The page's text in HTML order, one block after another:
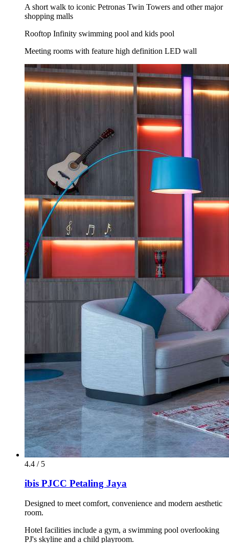
A short walk to iconic Petronas Twin Towers and other major
shopping malls
Rooftop Infinity swimming pool and kids pool
Meeting rooms with feature high definition LED wall
4.4 / 5
ibis PJCC Petaling Jaya
Designed to meet comfort, convenience and modern aesthetic
room.
Hotel facilities include a gym, a swimming pool overlooking
PJ's skyline and a child playroom.